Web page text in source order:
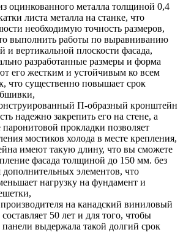
оцинкованного металла толщиной 0,4
листа металла на станке, что
необходимую точность размеров,
выполнить работы по выравниванию
и вертикальной плоскости фасада,
разработанные размеры и форма
его жестким и устойчивым ко всем
что существенно повышает срок
П-образный кронштейн
надежно закрепить его на стене, а
паронитовой прокладки позволяет
мостиков холода в месте крепления,
имеют такую длину, что вы сможете
фасада толщиной до 150 мм. без
дополнительных элементов, что
нагрузку на фундамент и
на канадский виниловый
50 лет и для того, чтобы
выдержала такой долгий срок